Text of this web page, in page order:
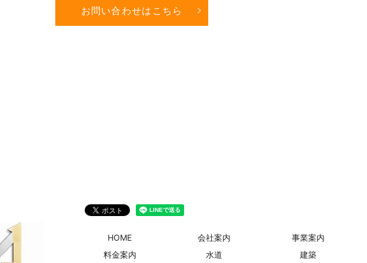
お問い合わせはこちら
HOME 会社案内
事業案内
料金案内
水道 建築